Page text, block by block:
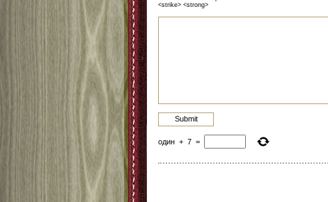
<strike> <strong>
один + 7 =